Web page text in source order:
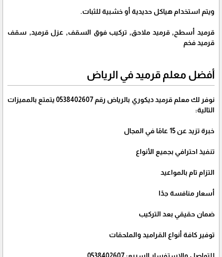
ويتم استخدام هياكل حديدية أو خشبية للثبات.
قرميد أسطح, قرميد ملاحق, تركيب فوق السقف, عزل قرميد, سقف
قرميد فخم
أفضل معلم قرميد في الرياض
نوفر لك معلم قرميد ديكوري بالرياض رقم 0538402607 يتمتع بالمميزات
التالية:
خبرة تزيد عن 15 عامًا في المجال
تنفيذ احترافي بجميع الأنواع
التزام تام بالمواعيد
أسعار منافسة جدًا
ضمان حقيقي بعد التركيب
توفير كافة أنواع القراميد والملحقات